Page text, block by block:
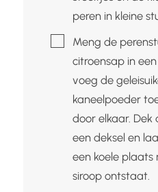
peren in kleine
▢Meng de
citroensap in
voeg de
kaneelpoeder
door elkaar.
een deksel en
een koele plaats
siroop ontstaat.